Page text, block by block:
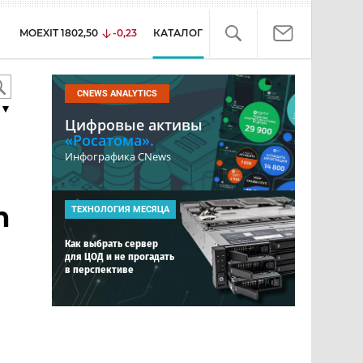
MOEXIT 1802,50 -0,23 КАТАЛОГ
CNEWS ANALYTICS
Цифровые активы
«Росатома».
Инфографика CNews
ТЕХНОЛОГИЯ МЕСЯЦА
Как выбрать сервер
для ЦОД и не прогадать
в перспективе